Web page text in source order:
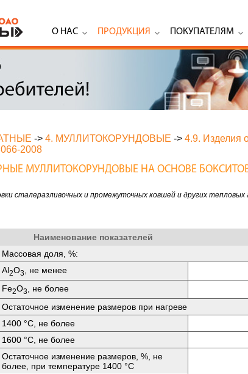
О НАС ПРОДУКЦИЯ ПОКУПАТЕЛЯМ
-> 4. МУЛЛИТОКОРУНДОВЫЕ -> 4.9. Изделия
2008
МУЛЛИТОКОРУНДОВЫЕ НА ОСНОВЕ
сталеразливочных и промежуточных ковшей и других тепловых
Наименование показателей
Массовая доля, %:
Аl2O3 , не менее
Fе2O3 , не более
Остаточное изменение размеров при нагреве
1400 °C, не более
1600 °C, не более
Остаточное изменение размеров, %, не
более, при температуре 1400 °C